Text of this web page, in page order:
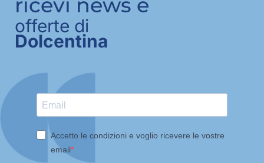
ricevi news e
offerte di
Dolcentina
Accetto le condizioni e voglio ricevere le vostre
email